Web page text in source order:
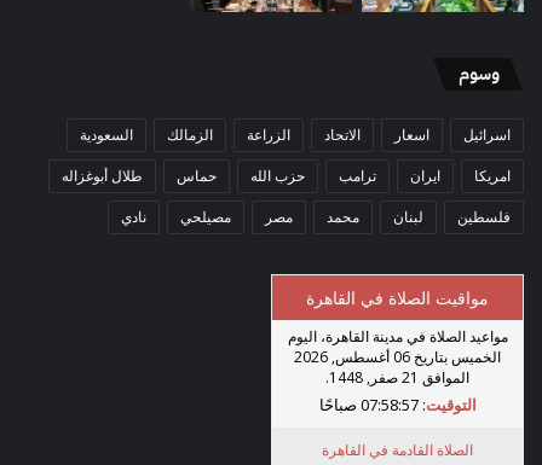
وسوم
اسرائيل اسعار الاتحاد الزراعة الزمالك السعودية
امريكا ايران ترامب حزب الله حماس طلال أبوغزاله
فلسطين لبنان محمد مصر مصيلحي نادي